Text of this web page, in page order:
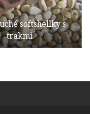
softshellky s
trakmi